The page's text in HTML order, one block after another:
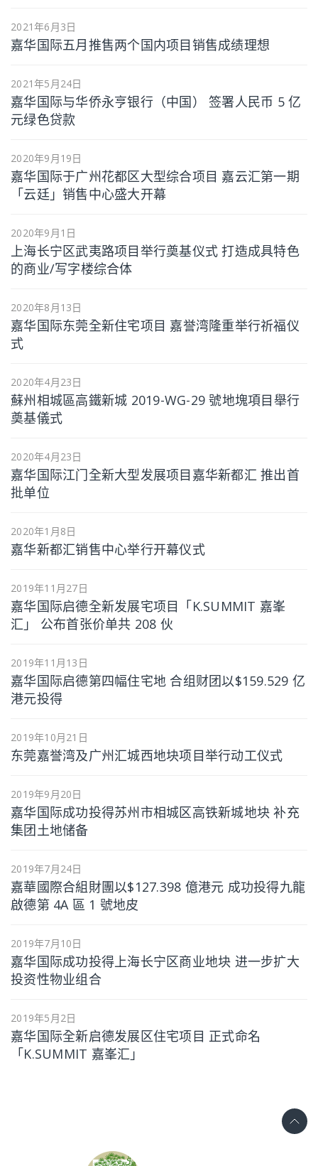
2021年6月3日
嘉华国际五月推售两个国内项目销售成绩理想
2021年5月24日
嘉华国际与华侨永亨银行（中国） 签署人民币 5 亿
元绿色贷款
2020年9月19日
嘉华国际于广州花都区大型综合项目 嘉云汇第一期
「云廷」销售中心盛大开幕
2020年9月1日
上海长宁区武夷路项目举行奠基仪式 打造成具特色
的商业/写字楼综合体
2020年8月13日
嘉华国际东莞全新住宅项目 嘉誉湾隆重举行祈福仪
式
2020年4月23日
蘇州相城區高鐵新城 2019-WG-29 號地塊項目舉行
奠基儀式
2020年4月23日
嘉华国际江门全新大型发展项目嘉华新都汇 推出首
批单位
2020年1月8日
嘉华新都汇销售中心举行开幕仪式
2019年11月27日
嘉华国际启德全新发展宅项目「K.SUMMIT 嘉峯
汇」 公布首张价单共 208 伙
2019年11月13日
嘉华国际启德第四幅住宅地 合组财团以$159.529 亿
港元投得
2019年10月21日
东莞嘉誉湾及广州汇城西地块项目举行动工仪式
2019年9月20日
嘉华国际成功投得苏州市相城区高铁新城地块 补充
集团土地储备
2019年7月24日
嘉華國際合組財團以$127.398 億港元 成功投得九龍
啟德第 4A 區 1 號地皮
2019年7月10日
嘉华国际成功投得上海长宁区商业地块 进一步扩大
投资性物业组合
2019年5月2日
嘉华国际全新启德发展区住宅项目 正式命名
「K.SUMMIT 嘉峯汇」